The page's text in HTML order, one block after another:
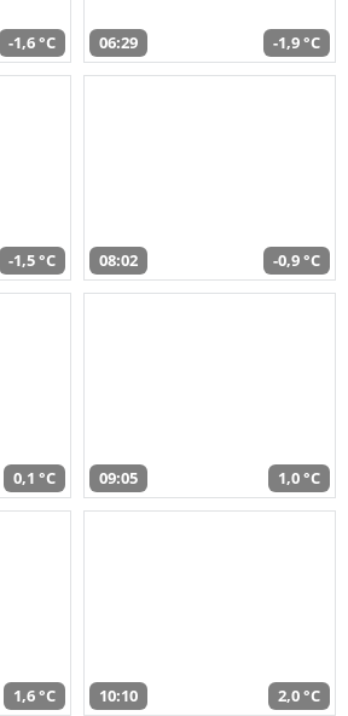
-1,6 °C 06:29 -1,9 °C
-1,5 °C 08:02 -0,9 °C
0,1 °C 09:05 1,0 °C
1,6 °C 10:10 2,0 °C